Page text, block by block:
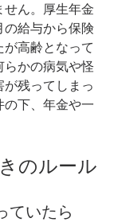
せん。厚生年金
給与から保険
高齢となって
かの病気や怪
残ってしまっ
の下、年金や一
のルール
ていたら